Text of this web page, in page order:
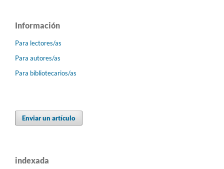
Información
Para lectores/as
Para autores/as
Para bibliotecarios/as
Enviar un artículo
indexada